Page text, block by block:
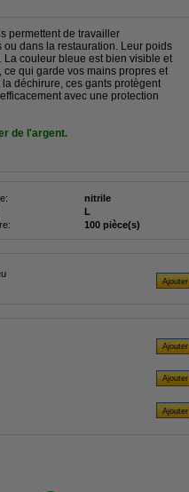
permettent de travailler
dans la restauration. Leur poids
La couleur bleue est bien visible et
qui garde vos mains propres et
déchirure, ces gants protègent
avec une protection
de l'argent.
nitrile
L
100 pièce(s)